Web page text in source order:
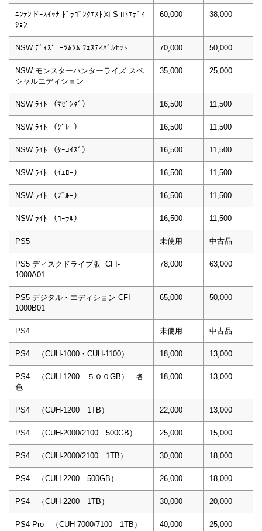
ﾆﾝﾃﾝドｰｽｲｯﾁ ﾄﾞﾗｺﾞﾝｸｴｽﾄⅪ S ﾛﾄｴﾃﾞｨ
ｼｮﾝ
60,000 38,000
NSW ﾃﾞｨｽﾞﾆｰﾂﾑﾂﾑ ﾌｪｽﾃｨﾊﾞﾙｾｯﾄ 70,000 50,000
NSW モンスターハンターライズ スペ
シャルエディション
35,000 25,000
NSW ﾗｲﾄ （ﾏｾﾞﾝﾀﾞ） 16,500 11,500
NSW ﾗｲﾄ （ｸﾞﾚｰ） 16,500 11,500
NSW ﾗｲﾄ （ﾀｰｺｲｽﾞ） 16,500 11,500
NSW ﾗｲﾄ （ｲｴﾛｰ） 16,500 11,500
NSW ﾗｲﾄ （ﾌﾞﾙｰ） 16,500 11,500
NSW ﾗｲﾄ （ｺｰﾗﾙ） 16,500 11,500
PS5 未使用 中古品
PS5 ディスクドライブ版 CFI-
1000A01
78,000 63,000
PS5 デジタル・エディション CFI-
1000B01
65,000 50,000
PS4 未使用 中古品
PS4 （CUH-1000・CUH-1100） 18,000 13,000
PS4 （CUH-1200 ５００GB） 各
色
18,000 13,000
PS4 （CUH-1200 1TB） 22,000 13,000
PS4 （CUH-2000/2100 500GB） 25,000 15,000
PS4 （CUH-2000/2100 1TB） 30,000 18,000
PS4 （CUH-2200 500GB） 26,000 18,000
PS4 （CUH-2200 1TB） 30,000 20,000
PS4 Pro （CUH-7000/7100 1TB） 40,000 25,000